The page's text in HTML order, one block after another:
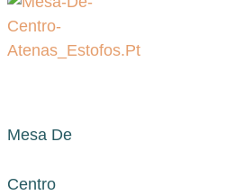
Mesa De
Centro